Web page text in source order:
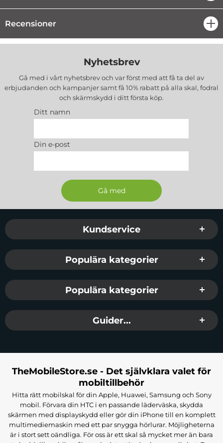
Recensioner
Nyhetsbrev
Gå med i vårt nyhetsbrev och var först med att få ta del av
erbjudanden och kampanjer samt få 10% rabatt på alla skal, fodral
och skärmskydd i ditt första köp.
Ditt namn
Din e-post
Sidfot Blandad info och länkar
Kundservice
Populära kategorier
Populära kategorier
Guider...
TheMobileStore.se - Det självklara valet för
mobiltillbehör
Hitta rätt mobilskal för din Apple, Huawei, Samsung och Sony
mobil. Förvara din HTC i en passande läderväska, skydda
skärmen med displayskydd eller gör din iPhone till en komplett
multimediemaskin med ett par snygga hörlurar. Möjligheterna
är i stort sett oändliga. För oss är ett skal så mycket mer än bara